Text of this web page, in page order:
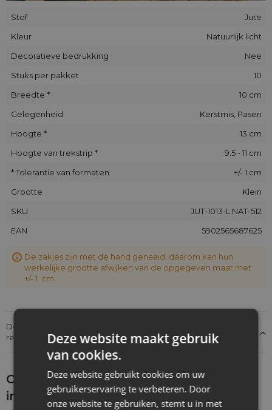
Stof
Jute
Kleur
Natuurlijk licht
Decoratieve bedrukking
Nee
Stuks per pakket
10
Breedte *
10 cm
Gelegenheid
Kerstmis, Pasen
Hoogte *
13 cm
Hoogte van trekstrip *
9.5 - 11 cm
* Tolerantie van formaten
+/- 1 cm
Grootte
Klein
SKU
JUT-1013-L.NAT-512
EAN
5902565687625
De zakjes zijn met de hand genaaid, daarom kan hun
werkelijke grootte afwijken van de opgegeven maat met
+/- 1 cm
Details over de conformiteit van het product met de
regelgeving: Productverantwoordelijkheid
Ontdek wat je nog meer zou kunnen
interesseren
Deze website maakt gebruik
van cookies.
Deze website gebruikt cookies om uw
gebruikerservaring te verbeteren. Door
onze website te gebruiken, stemt u in met